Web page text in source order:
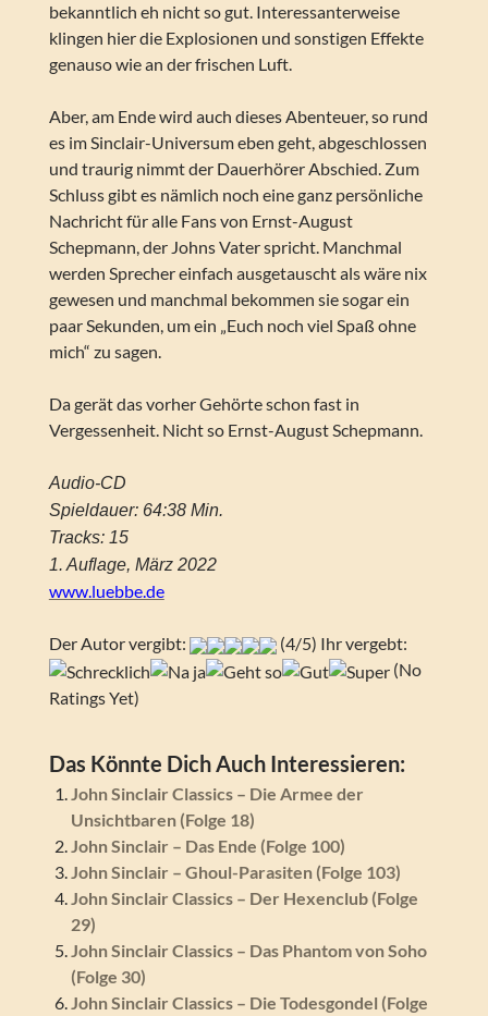
bekanntlich eh nicht so gut. Interessanterweise
klingen hier die Explosionen und sonstigen Effekte
genauso wie an der frischen Luft.
Aber, am Ende wird auch dieses Abenteuer, so rund
es im Sinclair-Universum eben geht, abgeschlossen
und traurig nimmt der Dauerhörer Abschied. Zum
Schluss gibt es nämlich noch eine ganz persönliche
Nachricht für alle Fans von Ernst-August
Schepmann, der Johns Vater spricht. Manchmal
werden Sprecher einfach ausgetauscht als wäre nix
gewesen und manchmal bekommen sie sogar ein
paar Sekunden, um ein „Euch noch viel Spaß ohne
mich“ zu sagen.
Da gerät das vorher Gehörte schon fast in
Vergessenheit. Nicht so Ernst-August Schepmann.
Audio-CD
Spieldauer: 64:38 Min.
Tracks: 15
1. Auflage, März 2022
www.luebbe.de
Der Autor vergibt:
(4/5) Ihr vergebt:
(No
Ratings Yet)
Das Könnte Dich Auch Interessieren:
John Sinclair Classics – Die Armee der
Unsichtbaren (Folge 18)
John Sinclair – Das Ende (Folge 100)
John Sinclair – Ghoul-Parasiten (Folge 103)
John Sinclair Classics – Der Hexenclub (Folge
29)
John Sinclair Classics – Das Phantom von Soho
(Folge 30)
John Sinclair Classics – Die Todesgondel (Folge